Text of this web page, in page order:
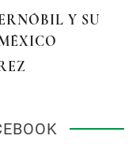
Y SU